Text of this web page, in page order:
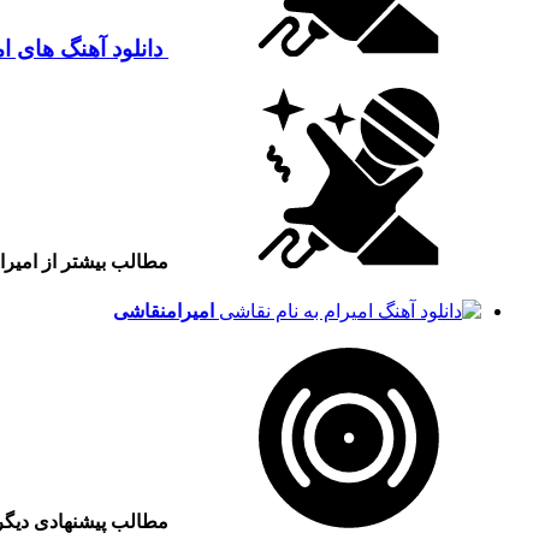
دانلود آهنگ های
مطالب بیشتر از
امیرامنقاشی
مطالب پیشنهادی